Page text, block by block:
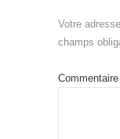
Votre
champs
Commentaire